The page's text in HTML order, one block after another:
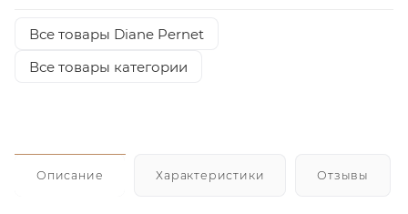
Все товары Diane Pernet
Все товары категории
Описание Характеристики Отзывы